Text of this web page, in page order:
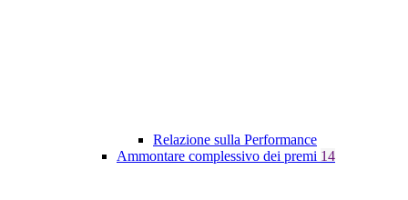
Relazione sulla Performance
Ammontare complessivo dei premi 14